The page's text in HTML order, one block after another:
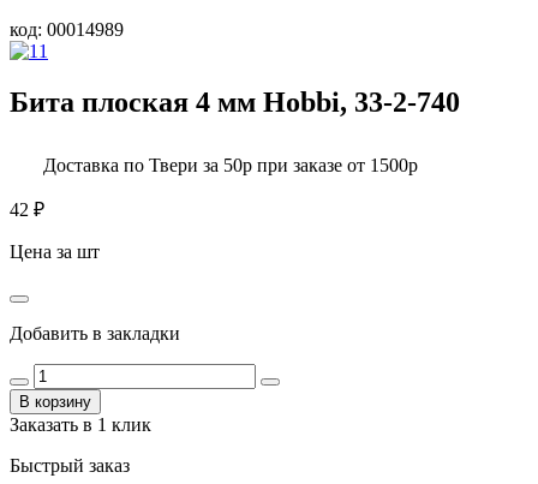
код: 00014989
Бита плоская 4 мм Hobbi, 33-2-740
Доставка по Твери за 50р при заказе от 1500р
42 ₽
Цена за шт
Добавить в закладки
В корзину
Заказать в 1 клик
Быстрый заказ